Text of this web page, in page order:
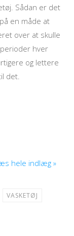
Sådan er det
en måde at
over at skulle
hver
og lettere
det.
hele indlæg »
VASKETØJ